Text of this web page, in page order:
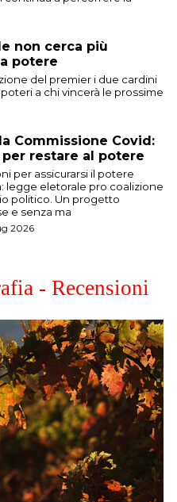
non cerca più
potere
del premier i due cardini
a chi vincerà le prossime
Commissione Covid:
restare al potere
per assicurarsi il potere
legge eletorale pro coalizione
politico. Un progetto
e senza ma
2026
- Recensioni